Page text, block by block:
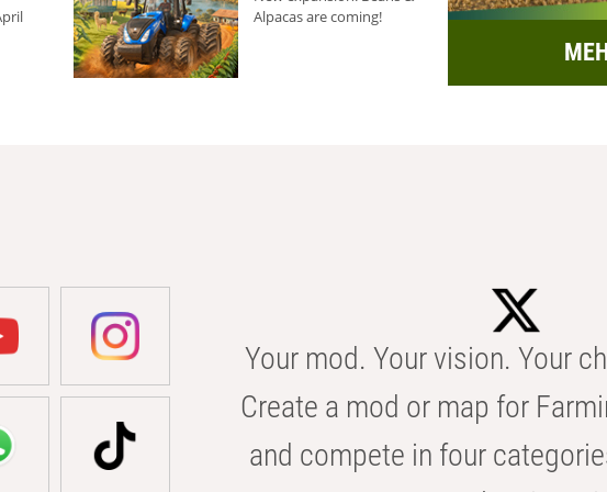
Alpacas are coming!
Your mod. Your vision. Your
Create a mod or map for
and compete in four